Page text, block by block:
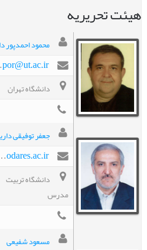
هیئت تحریریه
محمود احمدپور داريانی
ahmadpor@ut.ac.ir
دانشگاه تهران
جعفر توفیقی داريانی
towfighi@modares.ac.ir
دانشگاه تربیت
مدرس
مسعود شفیعی